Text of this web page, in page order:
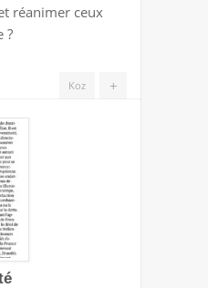
réanimer ceux
?
+
Koz